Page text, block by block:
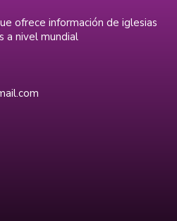
ofrece información de iglesias
a nivel mundial